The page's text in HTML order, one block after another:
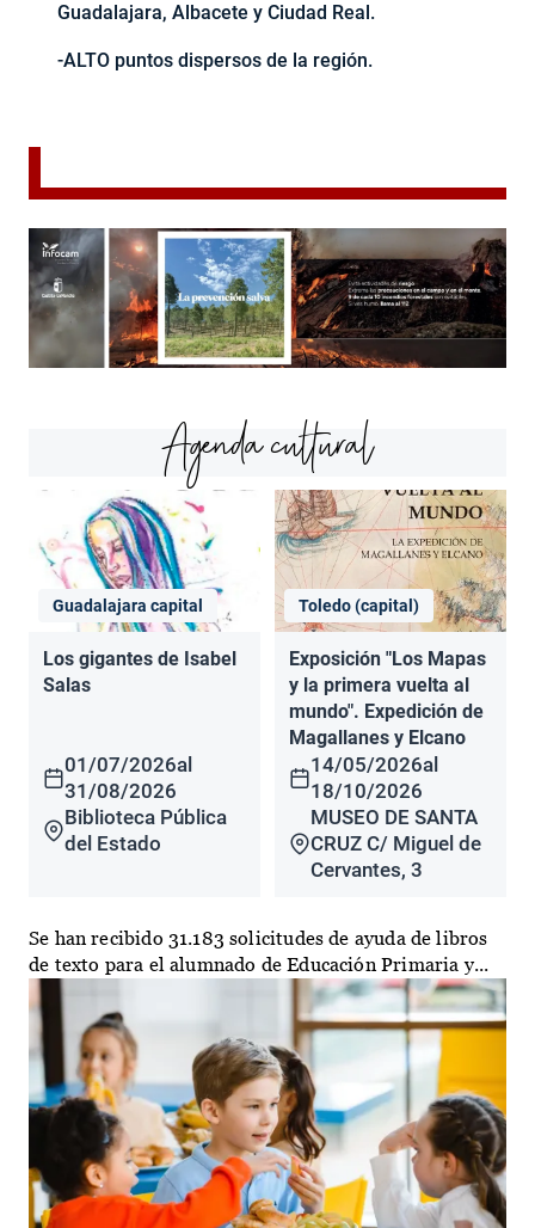
Guadalajara, Albacete y Ciudad Real.
-ALTO puntos dispersos de la región.
Agenda cultural
Guadalajara capital
Los gigantes de Isabel
Salas
01/07/2026al
31/08/2026
Biblioteca Pública
del Estado
Toledo (capital)
Exposición "Los Mapas
y la primera vuelta al
mundo". Expedición de
Magallanes y Elcano
14/05/2026al
18/10/2026
MUSEO DE SANTA
CRUZ C/ Miguel de
Cervantes, 3
Se han recibido 31.183 solicitudes de ayuda de libros
de texto para el alumnado de Educación Primaria y...